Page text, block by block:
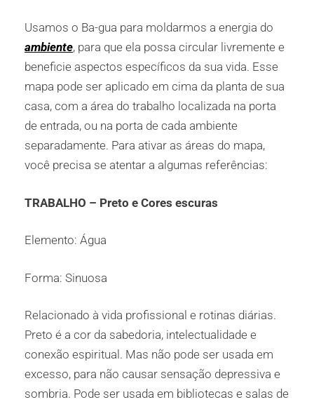
Usamos o Ba-gua para moldarmos a energia do
ambiente, para que ela possa circular livremente e
beneficie aspectos específicos da sua vida. Esse
mapa pode ser aplicado em cima da planta de sua
casa, com a área do trabalho localizada na porta
de entrada, ou na porta de cada ambiente
separadamente. Para ativar as áreas do mapa,
você precisa se atentar a algumas referências:
TRABALHO – Preto e Cores escuras
Elemento: Água
Forma: Sinuosa
Relacionado à vida profissional e rotinas diárias.
Preto é a cor da sabedoria, intelectualidade e
conexão espiritual. Mas não pode ser usada em
excesso, para não causar sensação depressiva e
sombria. Pode ser usada em bibliotecas e salas de